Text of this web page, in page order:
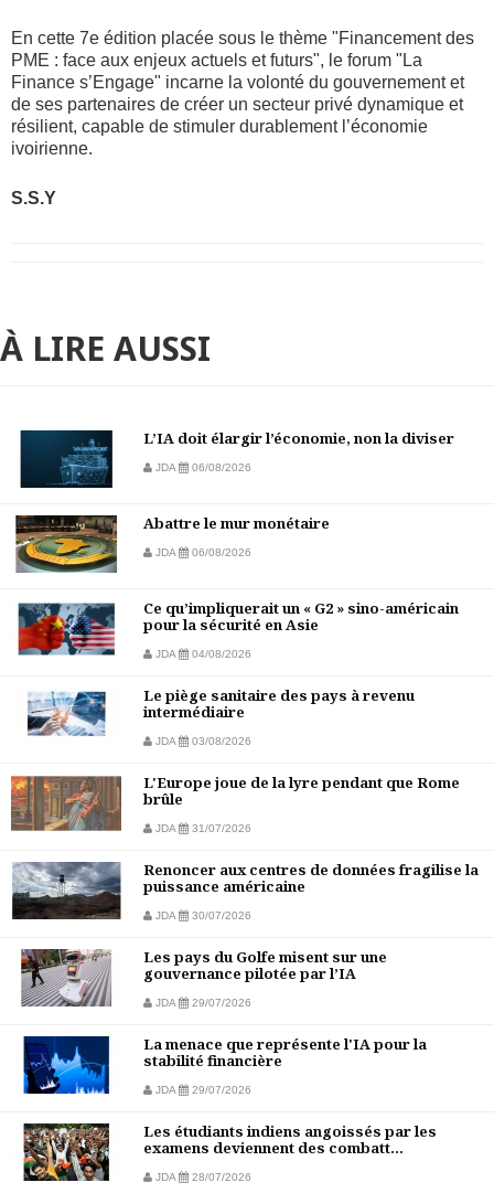
En cette 7e édition placée sous le thème "Financement des
PME : face aux enjeux actuels et futurs", le forum "La
Finance s’Engage" incarne la volonté du gouvernement et
de ses partenaires de créer un secteur privé dynamique et
résilient, capable de stimuler durablement l’économie
ivoirienne.
S.S.Y
À LIRE AUSSI
L’IA doit élargir l’économie, non la diviser
JDA 06/08/2026
Abattre le mur monétaire
JDA 06/08/2026
Ce qu’impliquerait un « G2 » sino-américain
pour la sécurité en Asie
JDA 04/08/2026
Le piège sanitaire des pays à revenu
intermédiaire
JDA 03/08/2026
L'Europe joue de la lyre pendant que Rome
brûle
JDA 31/07/2026
Renoncer aux centres de données fragilise la
puissance américaine
JDA 30/07/2026
Les pays du Golfe misent sur une
gouvernance pilotée par l’IA
JDA 29/07/2026
La menace que représente l'IA pour la
stabilité financière
JDA 29/07/2026
Les étudiants indiens angoissés par les
examens deviennent des combatt...
JDA 28/07/2026